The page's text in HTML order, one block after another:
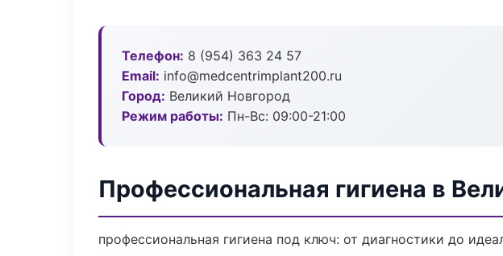
Телефон: 8 (954) 363 24 57
Email: info@medcentrimplant200.ru
Город: Великий Новгород
Режим работы: Пн-Вс: 09:00-21:00
Профессиональная гигиена в
профессиональная гигиена под ключ: от диагностики до